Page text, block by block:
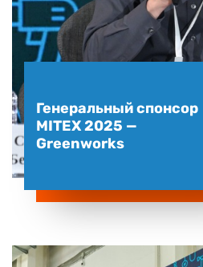
Генеральный спонсор
MITEX 2025 —
Greenworks